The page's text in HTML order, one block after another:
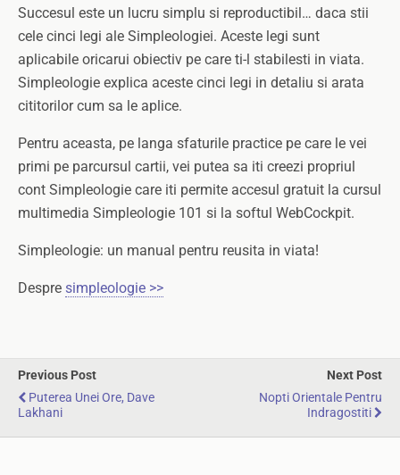
Succesul este un lucru simplu si reproductibil… daca stii
cele cinci legi ale Simpleologiei. Aceste legi sunt
aplicabile oricarui obiectiv pe care ti-l stabilesti in viata.
Simpleologie explica aceste cinci legi in detaliu si arata
cititorilor cum sa le aplice.
Pentru aceasta, pe langa sfaturile practice pe care le vei
primi pe parcursul cartii, vei putea sa iti creezi propriul
cont Simpleologie care iti permite accesul gratuit la cursul
multimedia Simpleologie 101 si la softul WebCockpit.
Simpleologie: un manual pentru reusita in viata!
Despre simpleologie >>
Previous Post
Puterea Unei Ore, Dave
Lakhani
Next Post
Nopti Orientale Pentru
Indragostiti